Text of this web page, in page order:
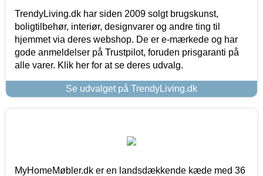
TrendyLiving.dk har siden 2009 solgt brugskunst,
boligtilbehør, interiør, designvarer og andre ting til
hjemmet via deres webshop. De er e-mærkede og har
gode anmeldelser på Trustpilot, foruden prisgaranti på
alle varer. Klik her for at se deres udvalg.
Se udvalget på TrendyLiving.dk
MyHomeMøbler.dk er en landsdækkende kæde med 36